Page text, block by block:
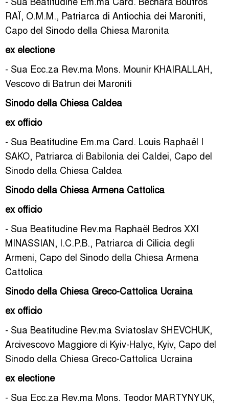
RAÏ, O.M.M., Patriarca di Antiochia dei Maroniti,
Capo del Sinodo della Chiesa Maronita
ex electione
- Sua Ecc.za Rev.ma Mons. Mounir KHAIRALLAH,
Vescovo di Batrun dei Maroniti
Sinodo della Chiesa Caldea
ex officio
- Sua Beatitudine Em.ma Card. Louis Raphaël I
SAKO, Patriarca di Babilonia dei Caldei, Capo del
Sinodo della Chiesa Caldea
Sinodo della Chiesa Armena Cattolica
ex officio
- Sua Beatitudine Rev.ma Raphaël Bedros XXI
MINASSIAN, I.C.P.B., Patriarca di Cilicia degli
Armeni, Capo del Sinodo della Chiesa Armena
Cattolica
Sinodo della Chiesa Greco-Cattolica Ucraina
ex officio
- Sua Beatitudine Rev.ma Sviatoslav SHEVCHUK,
Arcivescovo Maggiore di Kyiv-Halyc, Kyiv, Capo del
Sinodo della Chiesa Greco-Cattolica Ucraina
ex electione
- Sua Ecc.za Rev.ma Mons. Teodor MARTYNYUK,